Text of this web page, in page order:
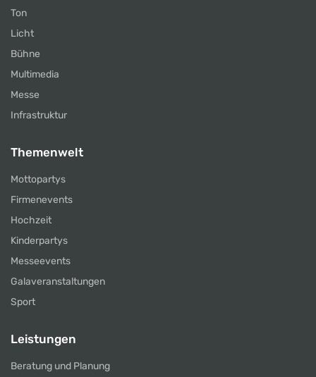
Ton
Licht
Bühne
Multimedia
Messe
Infrastruktur
Themenwelt
Mottopartys
Firmenevents
Hochzeit
Kinderpartys
Messeevents
Galaveranstaltungen
Sport
Leistungen
Beratung und Planung